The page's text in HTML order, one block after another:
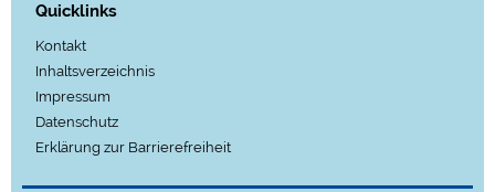
Quicklinks
Kontakt
Inhaltsverzeichnis
Impressum
Datenschutz
Erklärung zur Barrierefreiheit